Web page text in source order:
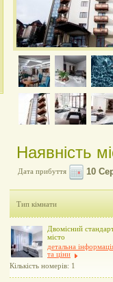
Наявність
Дата прибуття
Тип кімнати
Двомісний
місто
детальна
та ціни
Кількість номерів: 1